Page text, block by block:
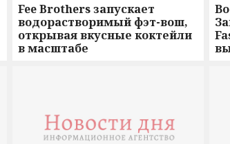
Fee Brothers запускает
водорастворимый фэт-вош,
открывая вкусные коктейли
в масштабе